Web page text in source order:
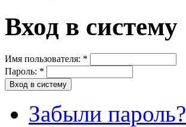
Вход в систему
Имя пользователя: *
Пароль: *
Забыли пароль?